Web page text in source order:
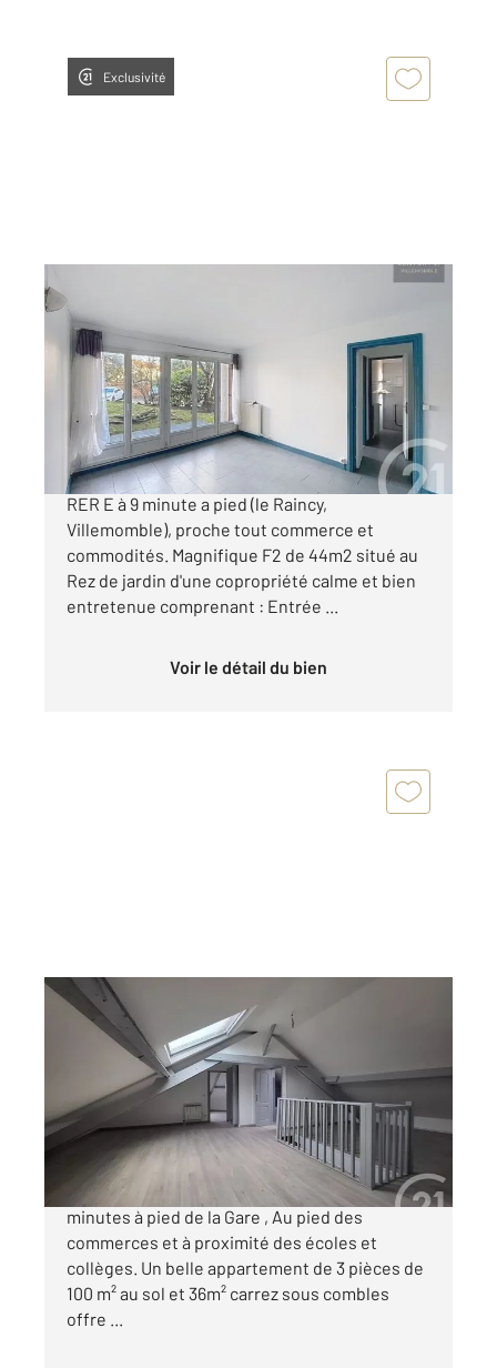
Exclusivité
VILLEMOMBLE 93
44 m
Ref : 201
Appartement F2 à vendre
135 000 €
SECTEUR - CENTRE VILLE Proche de la gare
RER E à 9 minute a pied (le Raincy,
Villemomble), proche tout commerce et
commodités. Magnifique F2 de 44m2 situé au
Rez de jardin d'une copropriété calme et bien
entretenue comprenant : Entrée ...
Voir le détail du bien
VILLEMOMBLE 93
36 m 2, 3 pièces
Ref : 274
Appartement F3 à vendre
149 990 €
Villemomble Quartier Époque Situé à 2
minutes à pied de la Gare , Au pied des
commerces et à proximité des écoles et
collèges. Un belle appartement de 3 pièces de
100 m² au sol et 36m² carrez sous combles
offre ...